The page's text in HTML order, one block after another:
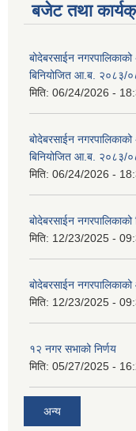
बजेट तथा
बोदेबरसाईन
बिनियोजित आ.ब. २०८३/
मिति: 06/24/2026 -
बोदेबरसाईन
बिनियोजित आ.ब. २०८३/
मिति: 06/24/2026 -
बोदेबरसाईन
मिति: 12/23/2025 -
बोदेबरसाईन
मिति: 12/23/2025 -
१२ नगर सभाको निर्णय
मिति: 05/27/2025 -
अन्य